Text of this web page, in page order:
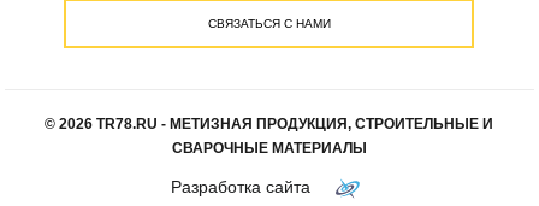
СВЯЗАТЬСЯ С НАМИ
© 2026 TR78.RU - МЕТИЗНАЯ ПРОДУКЦИЯ, СТРОИТЕЛЬНЫЕ И
СВАРОЧНЫЕ МАТЕРИАЛЫ
Разработка сайта